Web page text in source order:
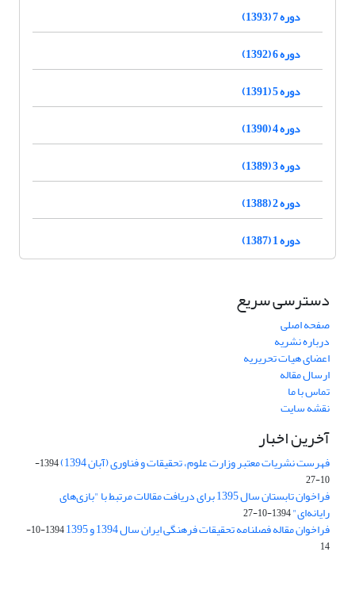
دوره 7 (1393)
دوره 6 (1392)
دوره 5 (1391)
دوره 4 (1390)
دوره 3 (1389)
دوره 2 (1388)
دوره 1 (1387)
دسترسی سریع
صفحه اصلی
درباره نشریه
اعضای هیات تحریریه
ارسال مقاله
تماس با ما
نقشه سایت
آخرین اخبار
فهرست نشریات معتبر وزارت علوم، تحقیقات و فناوری (آبان 1394)
1394-
10-27
فراخوان تابستان سال 1395 برای دریافت مقالات مرتبط با "بازی‌های
رایانه‌ای"1394-10-27
فراخوان مقاله فصلنامه تحقیقات فرهنگی ایران سال 1394 و 1395
1394-10-
14